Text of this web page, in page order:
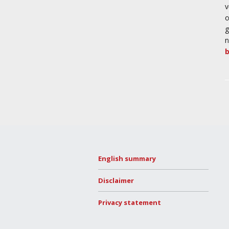
English summary
Disclaimer
Privacy statement